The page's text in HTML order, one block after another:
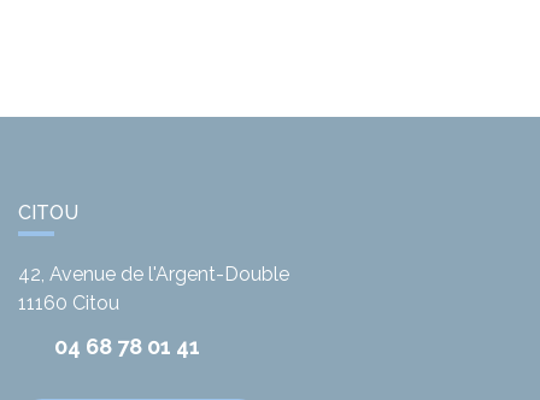
CITOU
42, Avenue de l'Argent-Double
11160 Citou
04 68 78 01 41